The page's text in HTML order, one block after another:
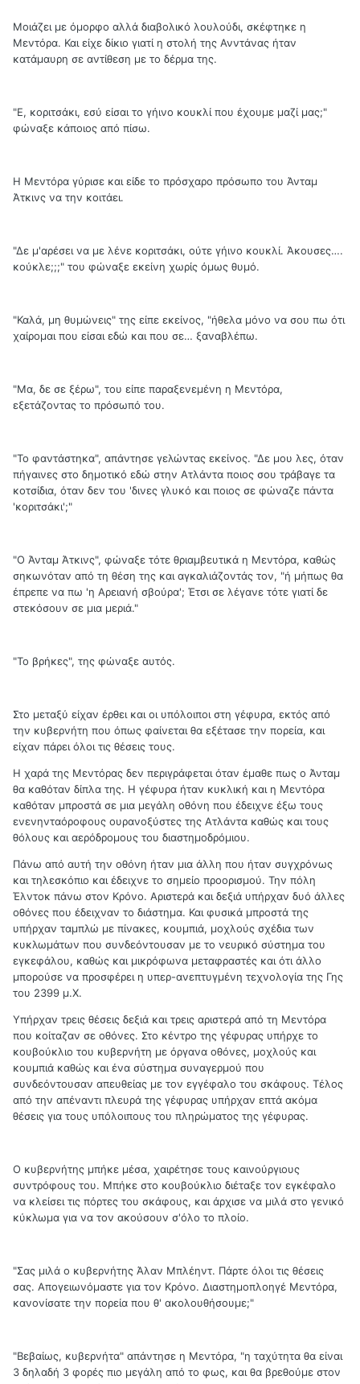
Μοιάζει με όμορφο αλλά διαβολικό λουλούδι, σκέφτηκε η
Μεντόρα. Και είχε δίκιο γιατί η στολή της Ανντάνας ήταν
κατάμαυρη σε αντίθεση με το δέρμα της.
"Ε, κοριτσάκι, εσύ είσαι το γήινο κουκλί που έχουμε μαζί μας;"
φώναξε κάποιος από πίσω.
Η Μεντόρα γύρισε και είδε το πρόσχαρο πρόσωπο του Άνταμ
Άτκινς να την κοιτάει.
"Δε μ'αρέσει να με λένε κοριτσάκι, ούτε γήινο κουκλί. Άκουσες….
κούκλε;;;" του φώναξε εκείνη χωρίς όμως θυμό.
"Καλά, μη θυμώνεις" της είπε εκείνος, "ήθελα μόνο να σου πω ότι
χαίρομαι που είσαι εδώ και που σε… ξαναβλέπω.
"Μα, δε σε ξέρω", του είπε παραξενεμένη η Μεντόρα,
εξετάζοντας το πρόσωπό του.
"Το φαντάστηκα", απάντησε γελώντας εκείνος. "Δε μου λες, όταν
πήγαινες στο δημοτικό εδώ στην Ατλάντα ποιος σου τράβαγε τα
κοτσίδια, όταν δεν του 'δινες γλυκό και ποιος σε φώναζε πάντα
'κοριτσάκι';"
"Ο Άνταμ Άτκινς", φώναξε τότε θριαμβευτικά η Μεντόρα, καθώς
σηκωνόταν από τη θέση της και αγκαλιάζοντάς τον, "ή μήπως θα
έπρεπε να πω 'η Αρειανή σβούρα'; Έτσι σε λέγανε τότε γιατί δε
στεκόσουν σε μια μεριά."
"Το βρήκες", της φώναξε αυτός.
Στο μεταξύ είχαν έρθει και οι υπόλοιποι στη γέφυρα, εκτός από
την κυβερνήτη που όπως φαίνεται θα εξέτασε την πορεία, και
είχαν πάρει όλοι τις θέσεις τους.
Η χαρά της Μεντόρας δεν περιγράφεται όταν έμαθε πως ο Άνταμ
θα καθόταν δίπλα της. Η γέφυρα ήταν κυκλική και η Μεντόρα
καθόταν μπροστά σε μια μεγάλη οθόνη που έδειχνε έξω τους
ενενηνταόροφους ουρανοξύστες της Ατλάντα καθώς και τους
θόλους και αερόδρομους του διαστημοδρόμιου.
Πάνω από αυτή την οθόνη ήταν μια άλλη που ήταν συγχρόνως
και τηλεσκόπιο και έδειχνε το σημείο προορισμού. Την πόλη
Έλντοκ πάνω στον Κρόνο. Αριστερά και δεξιά υπήρχαν δυό άλλες
οθόνες που έδειχναν το διάστημα. Και φυσικά μπροστά της
υπήρχαν ταμπλώ με πίνακες, κουμπιά, μοχλούς σχέδια των
κυκλωμάτων που συνδεόντουσαν με το νευρικό σύστημα του
εγκεφάλου, καθώς και μικρόφωνα μεταφραστές και ότι άλλο
μπορούσε να προσφέρει η υπερ-ανεπτυγμένη τεχνολογία της Γης
του 2399 μ.Χ.
Υπήρχαν τρεις θέσεις δεξιά και τρεις αριστερά από τη Μεντόρα
που κοίταζαν σε οθόνες. Στο κέντρο της γέφυρας υπήρχε το
κουβούκλιο του κυβερνήτη με όργανα οθόνες, μοχλούς και
κουμπιά καθώς και ένα σύστημα συναγερμού που
συνδεόντουσαν απευθείας με τον εγγέφαλο του σκάφους. Τέλος
από την απέναντι πλευρά της γέφυρας υπήρχαν επτά ακόμα
θέσεις για τους υπόλοιπους του πληρώματος της γέφυρας.
Ο κυβερνήτης μπήκε μέσα, χαιρέτησε τους καινούργιους
συντρόφους του. Μπήκε στο κουβούκλιο διέταξε τον εγκέφαλο
να κλείσει τις πόρτες του σκάφους, και άρχισε να μιλά στο γενικό
κύκλωμα για να τον ακούσουν σ'όλο το πλοίο.
"Σας μιλά ο κυβερνήτης Άλαν Μπλέηντ. Πάρτε όλοι τις θέσεις
σας. Απογειωνόμαστε για τον Κρόνο. Διαστημοπλοηγέ Μεντόρα,
κανονίσατε την πορεία που θ' ακολουθήσουμε;"
"Βεβαίως, κυβερνήτα" απάντησε η Μεντόρα, "η ταχύτητα θα είναι
3 δηλαδή 3 φορές πιο μεγάλη από το φως, και θα βρεθούμε στον